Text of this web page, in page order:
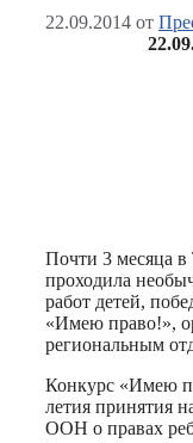
22.09.2014 от
Почти 3 месяца
проходила
работ детей,
«Имею право!»,
региональным
Конкурс «Имею
летия принятия
ООН о правах